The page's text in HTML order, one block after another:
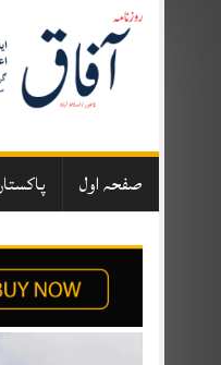
to
content
صفحہ اول